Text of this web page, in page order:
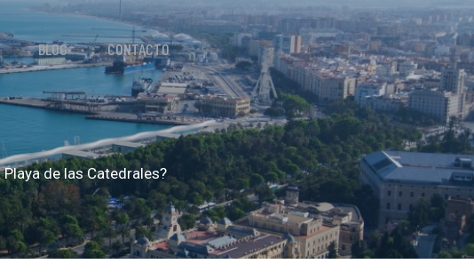
BLOG CONTACTO
de las Catedrales?